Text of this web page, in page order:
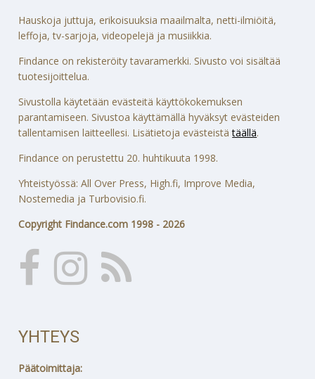
Hauskoja juttuja, erikoisuuksia maailmalta, netti-ilmiöitä,
leffoja, tv-sarjoja, videopelejä ja musiikkia.
Findance on rekisteröity tavaramerkki. Sivusto voi sisältää
tuotesijoittelua.
Sivustolla käytetään evästeitä käyttökokemuksen
parantamiseen. Sivustoa käyttämällä hyväksyt evästeiden
tallentamisen laitteellesi. Lisätietoja evästeistätäällä.
Findance on perustettu 20. huhtikuuta 1998.
Yhteistyössä: All Over Press, High.fi, Improve Media,
Nostemedia ja Turbovisio.fi.
Copyright Findance.com 1998 - 2026
YHTEYS
Päätoimittaja: